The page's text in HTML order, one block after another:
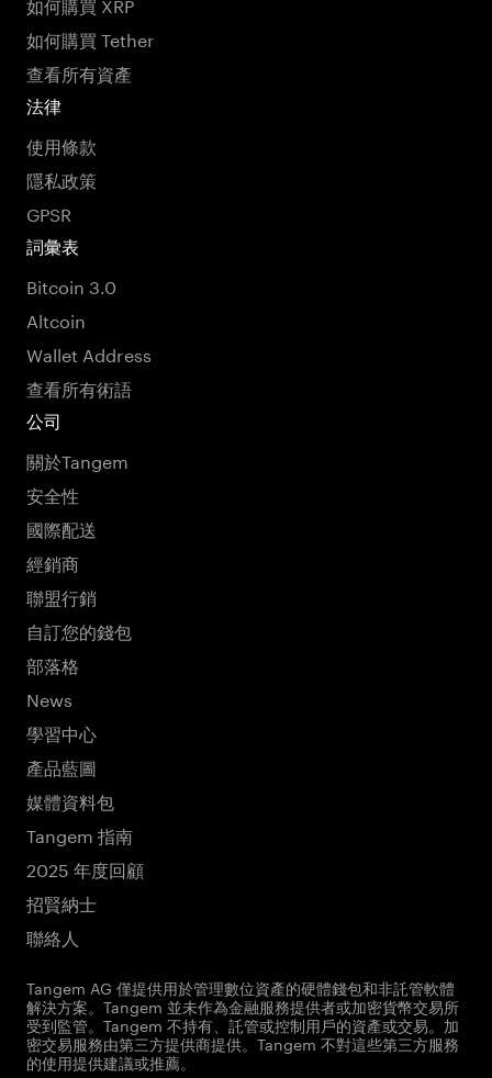
如何購買 Tether
查看所有資產
法律
使用條款
隱私政策
GPSR
詞彙表
Bitcoin 3.0
Altcoin
Wallet Address
查看所有術語
公司
關於Tangem
安全性
國際配送
經銷商
聯盟行銷
自訂您的錢包
部落格
News
學習中心
產品藍圖
媒體資料包
Tangem 指南
2025 年度回顧
招賢納士
聯絡人
Tangem AG 僅提供用於管理數位資產的硬體錢包和非託管軟體
解決方案。Tangem 並未作為金融服務提供者或加密貨幣交易所
受到監管。Tangem 不持有、託管或控制用戶的資產或交易。加
密交易服務由第三方提供商提供。Tangem 不對這些第三方服務
的使用提供建議或推薦。